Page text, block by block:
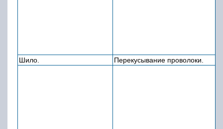
Шило. Перекусывание проволоки.